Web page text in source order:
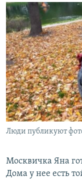
Люди публикуют
Москвичка Яна
Дома у нее есть